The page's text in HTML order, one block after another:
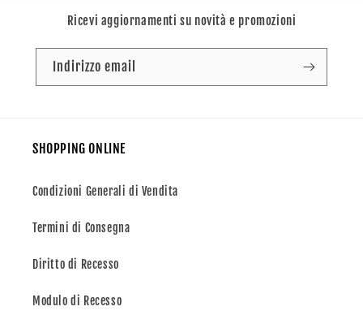
Ricevi aggiornamenti su novità e promozioni
Indirizzo email
SHOPPING ONLINE
Condizioni Generali di Vendita
Termini di Consegna
Diritto di Recesso
Modulo di Recesso